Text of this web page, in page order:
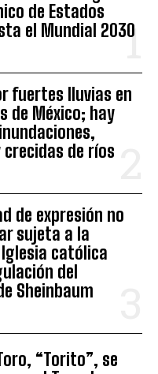
de Estados
el Mundial 2030
fuertes lluvias en
de México; hay
crecidas de ríos
de expresión no
sujeta a la
católica
del
Sheinbaum
“Torito”, se